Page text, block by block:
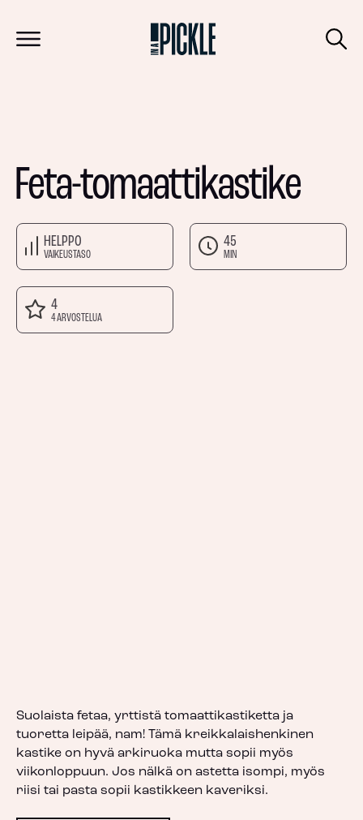
Feta-tomaattikastike
HELPPO
VAIKEUSTASO
45
MIN
4
4 ARVOSTELUA
Suolaista fetaa, yrttistä tomaattikastiketta ja
tuoretta leipää, nam! Tämä kreikkalaishenkinen
kastike on hyvä arkiruoka mutta sopii myös
viikonloppuun. Jos nälkä on astetta isompi, myös
riisi tai pasta sopii kastikkeen kaveriksi.